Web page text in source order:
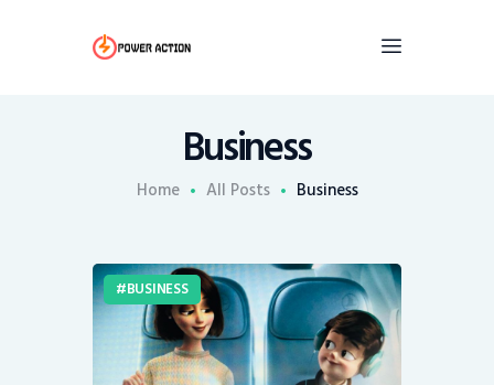
Business
Home All Posts Business
BUSINESS